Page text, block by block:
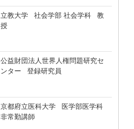
立教大学 社会学部 社会学科 教
授
公益財団法人世界人権問題研究セ
ンター 登録研究員
京都府立医科大学 医学部医学科
非常勤講師